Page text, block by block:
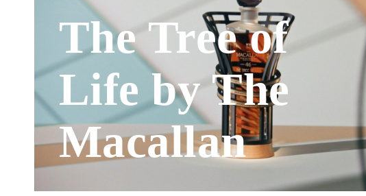
The Tree of
Life by The
Macallan